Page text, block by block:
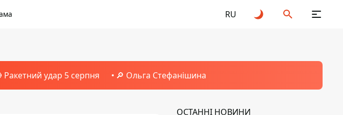
RU
Ракетний удар 5 серпня 🔎 Ольга Стефанішина
ОСТАННІ НОВИНИ